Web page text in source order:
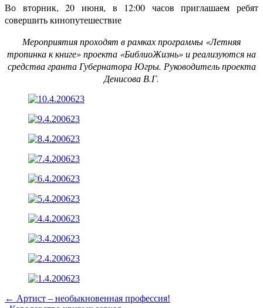
Во вторник, 20 июня, в 12:00 часов приглашаем ребят
совершить кинопутешествие
Мероприятия проходят в рамках программы «Летняя
тропинка к книге» проекта «БиблиоЖизнь» и реализуются на
средства гранта Губернатора Югры. Руководитель проекта
Денисова В.Г.
Навигация
← Артист – необыкновенная профессия!